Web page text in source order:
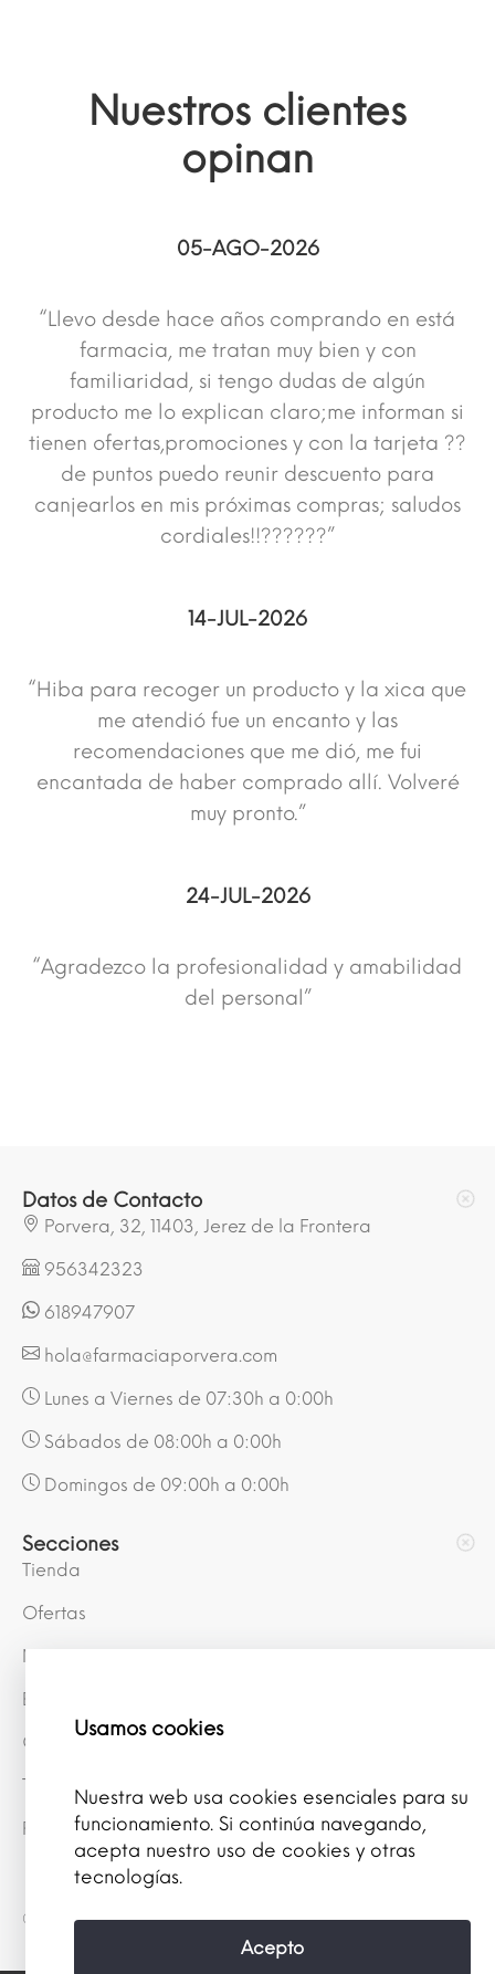
Nuestros clientes
opinan
05-AGO-2026
“Llevo desde hace años comprando en está
farmacia, me tratan muy bien y con
familiaridad, si tengo dudas de algún
producto me lo explican claro;me informan si
tienen ofertas,promociones y con la tarjeta ??
de puntos puedo reunir descuento para
canjearlos en mis próximas compras; saludos
cordiales!!??????”
14-JUL-2026
“Hiba para recoger un producto y la xica que
me atendió fue un encanto y las
recomendaciones que me dió, me fui
encantada de haber comprado allí. Volveré
muy pronto.”
24-JUL-2026
“Agradezco la profesionalidad y amabilidad
del personal”
Datos de Contacto
Porvera, 32, 11403, Jerez de la Frontera
956342323
618947907
hola@farmaciaporvera.com
Lunes a Viernes de 07:30h a 0:00h
Sábados de 08:00h a 0:00h
Domingos de 09:00h a 0:00h
Secciones
Tienda
Ofertas
Mis puntos
Blog
Conócenos
Términos y Condiciones
Política de privacidad
© 2026 Farmacia Porvera
Usamos cookies
Nuestra web usa cookies esenciales para su
funcionamiento. Si continúa navegando,
acepta nuestro uso de cookies y otras
tecnologías.
Acepto